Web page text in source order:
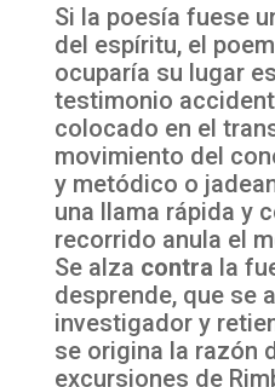
Si la poesía fuese
del espíritu, el
ocuparía su lugar
testimonio
colocado en el
movimiento del
y metódico o
una llama rápida y
recorrido anula el
Se alza contra la
desprende, que se
investigador y
se origina la razón
excursiones de